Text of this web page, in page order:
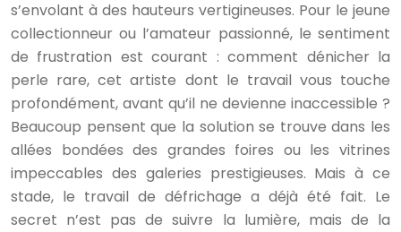
s’envolant à des hauteurs vertigineuses. Pour le jeune
collectionneur ou l’amateur passionné, le sentiment
de frustration est courant : comment dénicher la
perle rare, cet artiste dont le travail vous touche
profondément, avant qu’il ne devienne inaccessible ?
Beaucoup pensent que la solution se trouve dans les
allées bondées des grandes foires ou les vitrines
impeccables des galeries prestigieuses. Mais à ce
stade, le travail de défrichage a déjà été fait. Le
secret n’est pas de suivre la lumière, mais de la